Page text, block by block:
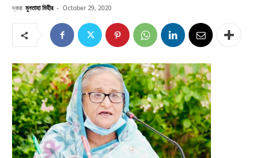
দ্বারা মুনতাহা মিহীর - October 29, 2020